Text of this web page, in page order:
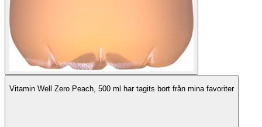
Vitamin Well Zero Peach, 500 ml har tagits bort från mina favoriter